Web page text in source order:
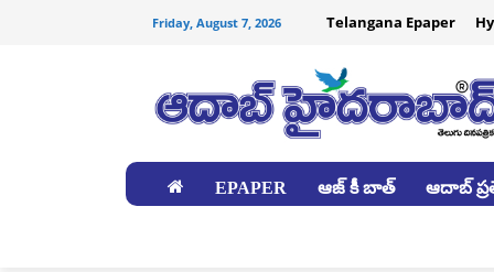
Friday, August 7, 2026 Telangana Epaper
EPAPER ఆజ్ కీ బాత్ ఆదాబ్